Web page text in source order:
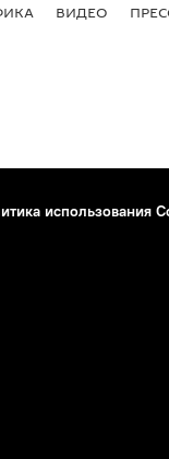
ВИДЕО
использования